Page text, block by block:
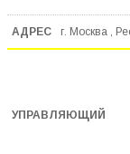
г. Москва ,